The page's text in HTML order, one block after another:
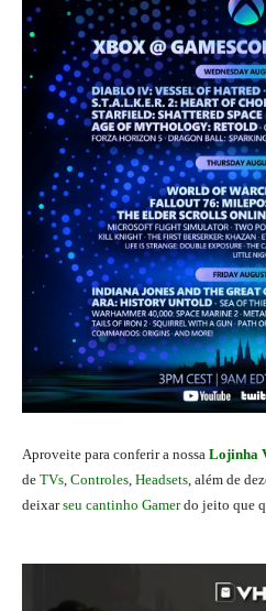
Aproveite para conferir a nossa Lojinha
de TVs, Controles, Headsets, além de
deixarseu cantinho Gamerdo jeito que